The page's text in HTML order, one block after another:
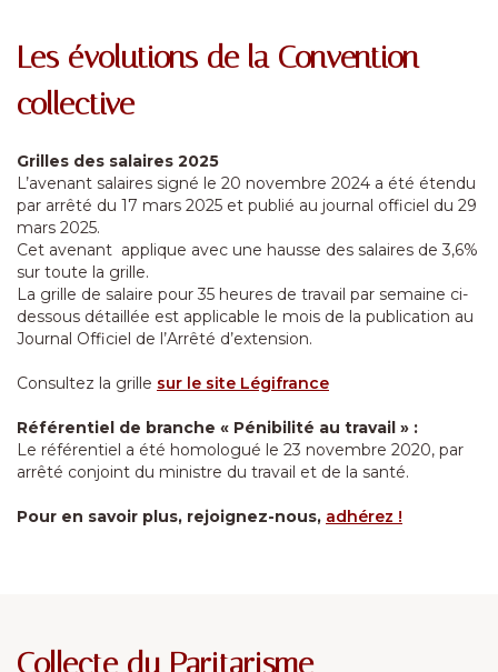
Les évolutions de la Convention
collective
Grilles des salaires 2025
L’avenant salaires signé le 20 novembre 2024 a été étendu
par arrêté du 17 mars 2025 et publié au journal officiel du 29
mars 2025.
Cet avenant applique avec une hausse des salaires de 3,6%
sur toute la grille.
La grille de salaire pour 35 heures de travail par semaine ci-
dessous détaillée est applicable le mois de la publication au
Journal Officiel de l’Arrêté d’extension.
Consultez la grille sur le site Légifrance
Référentiel de branche « Pénibilité au travail » :
Le référentiel a été homologué le 23 novembre 2020, par
arrêté conjoint du ministre du travail et de la santé.
Pour en savoir plus, rejoignez-nous, adhérez !
Collecte du Paritarisme